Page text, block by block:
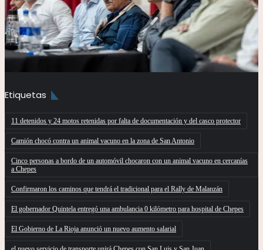
Etiquetas
11 detenidos y 24 motos retenidas por falta de documentación y del casco protector
Camión chocó contra un animal vacuno en la zona de San Antonio
Cinco personas a bordo de un automóvil chocaron con un animal vacuno en cercanías
a Chepes
Confirmaron los caminos que tendrá el tradicional para el Rally de Malanzán
El gobernador Quintela entregó una ambulancia 0 kilómetro para hospital de Chepes
El Gobierno de La Rioja anunció un nuevo aumento salarial